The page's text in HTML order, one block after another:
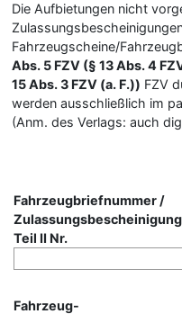
Die Aufbietungen nicht
Fahrzeugscheine/
Abs. 5 FZV (§ 13 Abs. 4
15 Abs. 3 FZV (a. F.)) FZV
werden ausschließlich im
(Anm. des Verlags: auch
Fahrzeugbriefnummer /
Zulassungsbescheinigung
Teil II Nr.
Fahrzeug-